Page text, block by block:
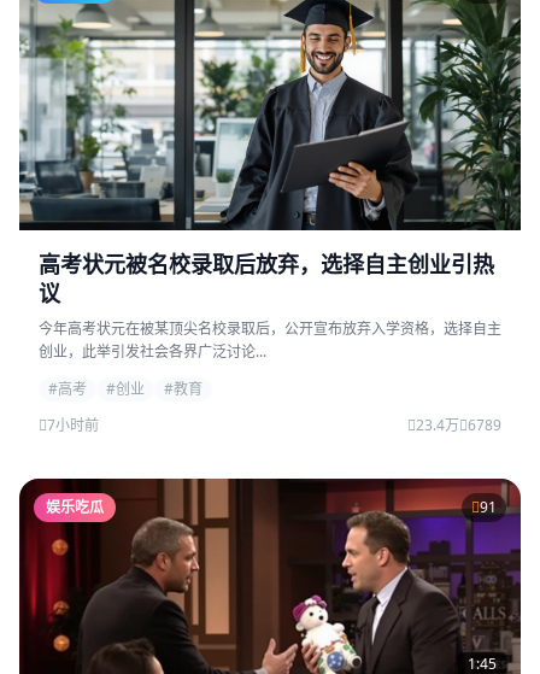
高考状元被名校录取后放弃，选择自主创业引热
议
今年高考状元在被某顶尖名校录取后，公开宣布放弃入学资格，选择自主
创业，此举引发社会各界广泛讨论...
#高考
#创业
#教育
7小时前
23.4万 6789
娱乐吃瓜 91
1:45